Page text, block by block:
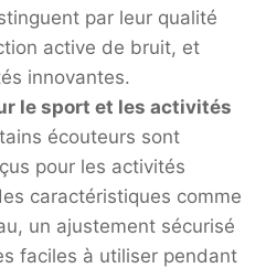
par leur qualité
active de bruit, et
innovantes.
le sport et les activités
écouteurs sont
pour les activités
caractéristiques comme
un ajustement sécurisé
faciles à utiliser pendant